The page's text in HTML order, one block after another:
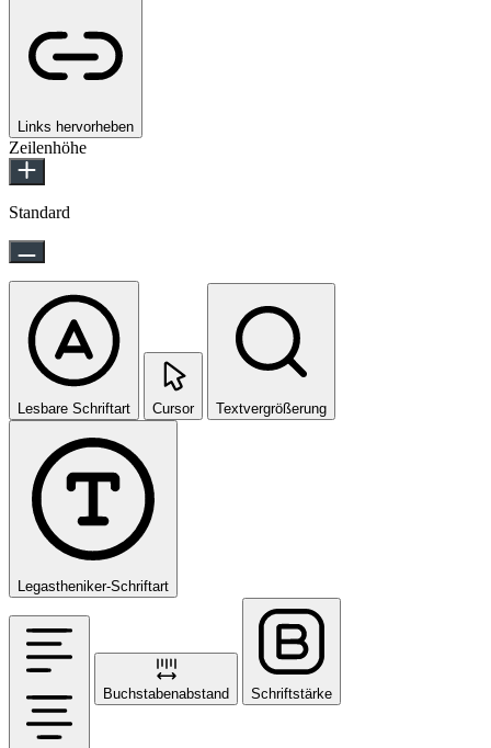
Links hervorheben
Zeilenhöhe
Standard
Lesbare Schriftart Cursor Textvergrößerung
Legastheniker-Schriftart
Buchstabenabstand Schriftstärke